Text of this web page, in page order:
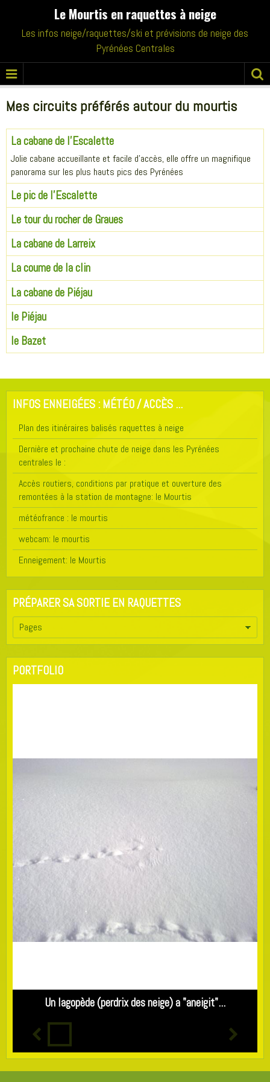
Le Mourtis en raquettes à neige
Les infos neige/raquettes/ski et prévisions de neige des
Pyrénées Centrales
Mes circuits préférés autour du mourtis
La cabane de l'Escalette
Jolie cabane accueillante et facile d'accès, elle offre un magnifique
panorama sur les plus hauts pics des Pyrénées
Le pic de l'Escalette
Le tour du rocher de Graues
La cabane de Larreix
La coume de la clin
La cabane de Piéjau
le Piéjau
le Bazet
INFOS ENNEIGÉES : MÉTÉO / ACCÈS ...
Plan des itinéraires balisés raquettes à neige
Dernière et prochaine chute de neige dans les Pyrénées
centrales le :
Accès routiers, conditions par pratique et ouverture des
remontées à la station de montagne: le Mourtis
météofrance : le mourtis
webcam: le mourtis
Enneigement: le Mourtis
PRÉPARER SA SORTIE EN RAQUETTES
PORTFOLIO
Un lagopède (perdrix des neige) a "aneigit"...